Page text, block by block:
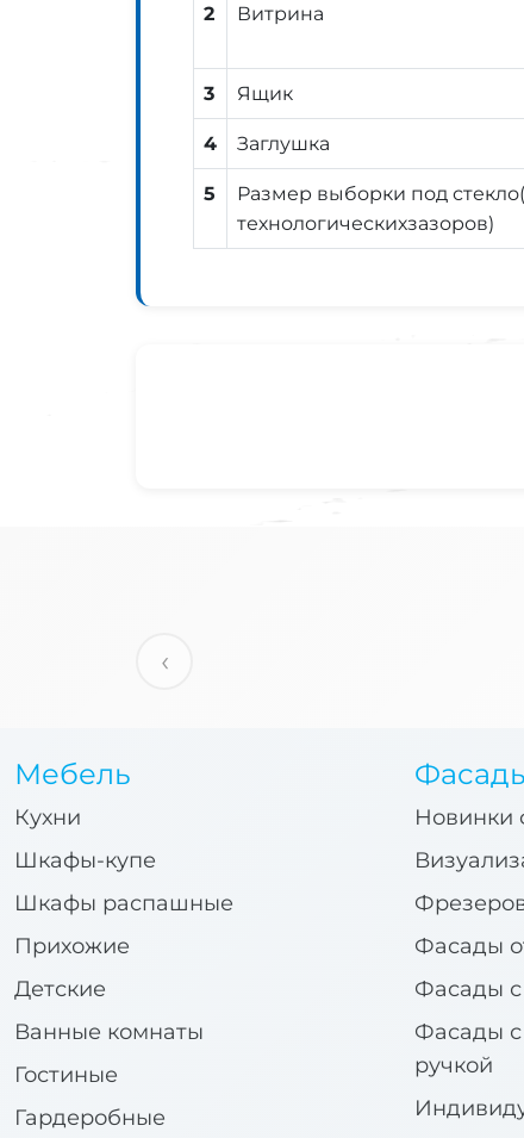
2 Витрина
3 Ящик
4 Заглушка
5
Размер выборки под
технологическихзазоров)
‹
Мебель
Кухни
Шкафы-купе
Шкафы распашные
Прихожие
Детские
Ванные комнаты
Гостиные
Гардеробные
Новинки
Фасады
Фасады
Фасады с
ручкой